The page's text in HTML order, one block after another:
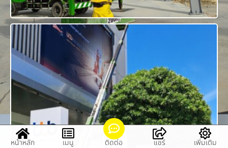
หน้าหลัก เมนู ติดต่อ แชร์ เพิ่มเติม